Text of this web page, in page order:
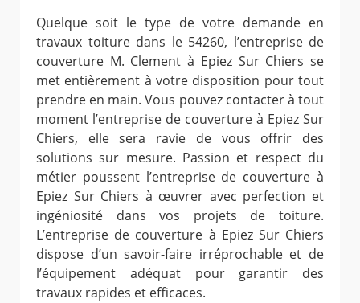
Quelque soit le type de votre demande en
travaux toiture dans le 54260, l’entreprise de
couverture M. Clement à Epiez Sur Chiers se
met entièrement à votre disposition pour tout
prendre en main. Vous pouvez contacter à tout
moment l’entreprise de couverture à Epiez Sur
Chiers, elle sera ravie de vous offrir des
solutions sur mesure. Passion et respect du
métier poussent l’entreprise de couverture à
Epiez Sur Chiers à œuvrer avec perfection et
ingéniosité dans vos projets de toiture.
L’entreprise de couverture à Epiez Sur Chiers
dispose d’un savoir-faire irréprochable et de
l’équipement adéquat pour garantir des
travaux rapides et efficaces.